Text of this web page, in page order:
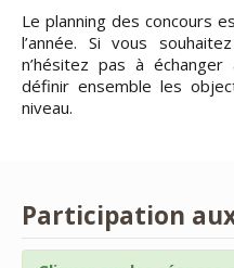
Le planning des concours
l’année. Si vous
n’hésitez pas à
définir ensemble les
niveau.
Participation